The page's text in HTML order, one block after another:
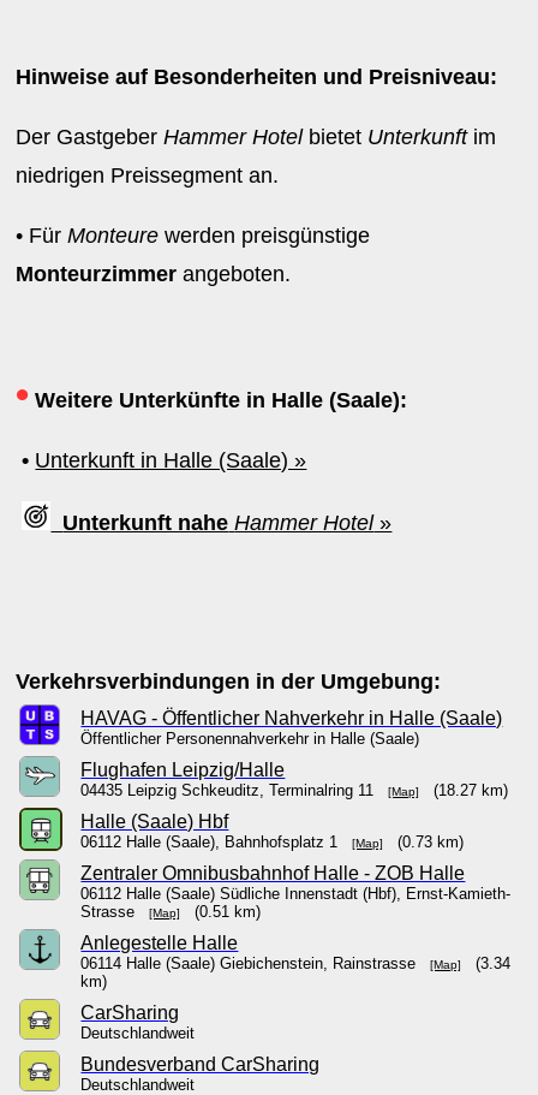
Hinweise auf Besonderheiten und Preisniveau:
Der GastgeberHammer Hotelbietet Unterkunftim
niedrigen Preissegment an.
• FürMonteure werden preisgünstige
Monteurzimmer angeboten.
• Weitere Unterkünfte in Halle (Saale):
• Unterkunft in Halle (Saale) »
Unterkunft nahe Hammer Hotel»
Verkehrsverbindungen in der Umgebung:
HAVAG - Öffentlicher Nahverkehr in Halle (Saale)
Öffentlicher Personennahverkehr in Halle (Saale)
Flughafen Leipzig/Halle
04435 Leipzig Schkeuditz, Terminalring 11[Map] (18.27 km)
Halle (Saale) Hbf
06112 Halle (Saale), Bahnhofsplatz 1[Map] (0.73 km)
Zentraler Omnibusbahnhof Halle - ZOB Halle
06112 Halle (Saale) Südliche Innenstadt (Hbf), Ernst-Kamieth-
Strasse[Map] (0.51 km)
Anlegestelle Halle
06114 Halle (Saale) Giebichenstein, Rainstrasse[Map]
(3.34
km)
CarSharing
Deutschlandweit
Bundesverband CarSharing
Deutschlandweit